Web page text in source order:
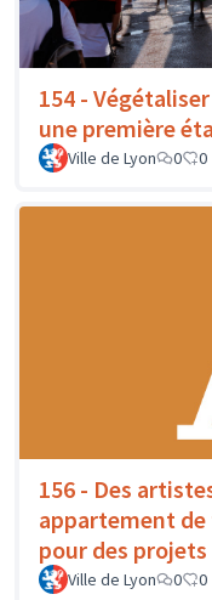
154 -
une première
Ville de Lyon 0 0
156 - Des
appartement
pour des
Ville de Lyon 0 0